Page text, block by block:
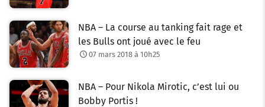
NBA – La course au tanking fait rage et
les Bulls ont joué avec le feu
07 mars 2018 à 10h25
NBA – Pour Nikola Mirotic, c’est lui ou
Bobby Portis !